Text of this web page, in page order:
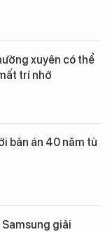
xuyên có thể
trí nhớ
bản án 40 năm tù
giải